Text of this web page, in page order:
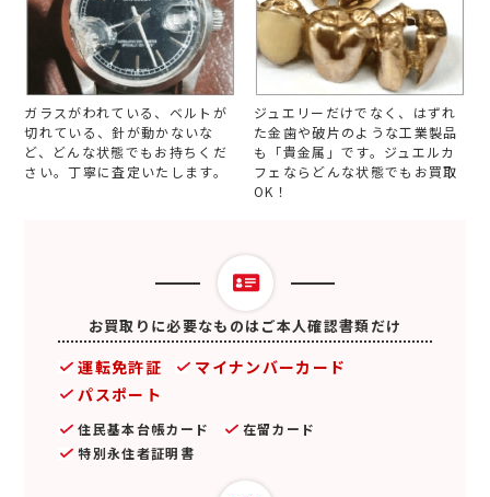
ガラスがわれている、ベルトが
切れている、針が動かないな
ど、どんな状態でもお持ちくだ
さい。丁寧に査定いたします。
ジュエリーだけでなく、はずれ
た金歯や破片のような工業製品
も「貴金属」です。ジュエルカ
フェならどんな状態でもお買取
OK！
お買取りに必要なものはご本人確認書類だけ
運転免許証
マイナンバーカード
パスポート
住民基本台帳カード
在留カード
特別永住者証明書